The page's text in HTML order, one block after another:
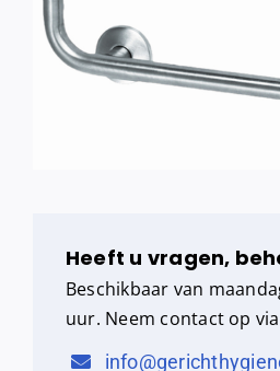
Heeft u vragen,
Beschikbaar van
uur. Neem contact op